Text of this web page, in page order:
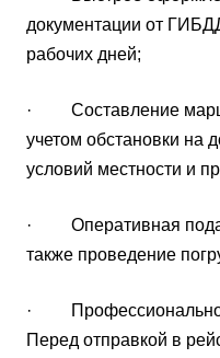
документации от
рабочих дней;
· Составление
учетом обстановки на
условий местности и
· Оперативная
также проведение
· Профессиональное
Перед отправкой в